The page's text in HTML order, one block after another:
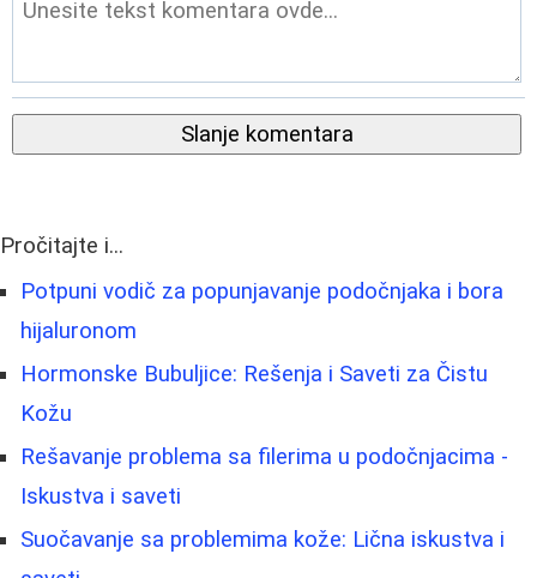
Slanje komentara
Pročitajte i...
Potpuni vodič za popunjavanje podočnjaka i bora
hijaluronom
Hormonske Bubuljice: Rešenja i Saveti za Čistu
Kožu
Rešavanje problema sa filerima u podočnjacima -
Iskustva i saveti
Suočavanje sa problemima kože: Lična iskustva i